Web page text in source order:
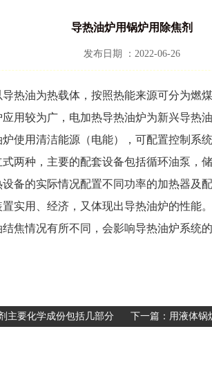
导热油炉用锅炉用除焦剂
发布日期 ：2022-06-26
热油为热载体，按照热能来源可分为燃
用较为广，电加热导热油炉为新兴导热
使用清洁能源（电能），可配置控制系统
两种，主要的配套设备包括循环油泵，
备的实际情况配置不同功率的加热器及
实用、经济，又体现出导热油炉的性能。
焦情况有所不同，会影响导热油炉系统
主要化学成份包括几部分 下一篇： 用液体锅